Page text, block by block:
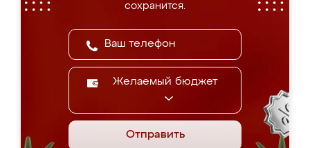
сохранится.
Желаемый бюджет
Отправить